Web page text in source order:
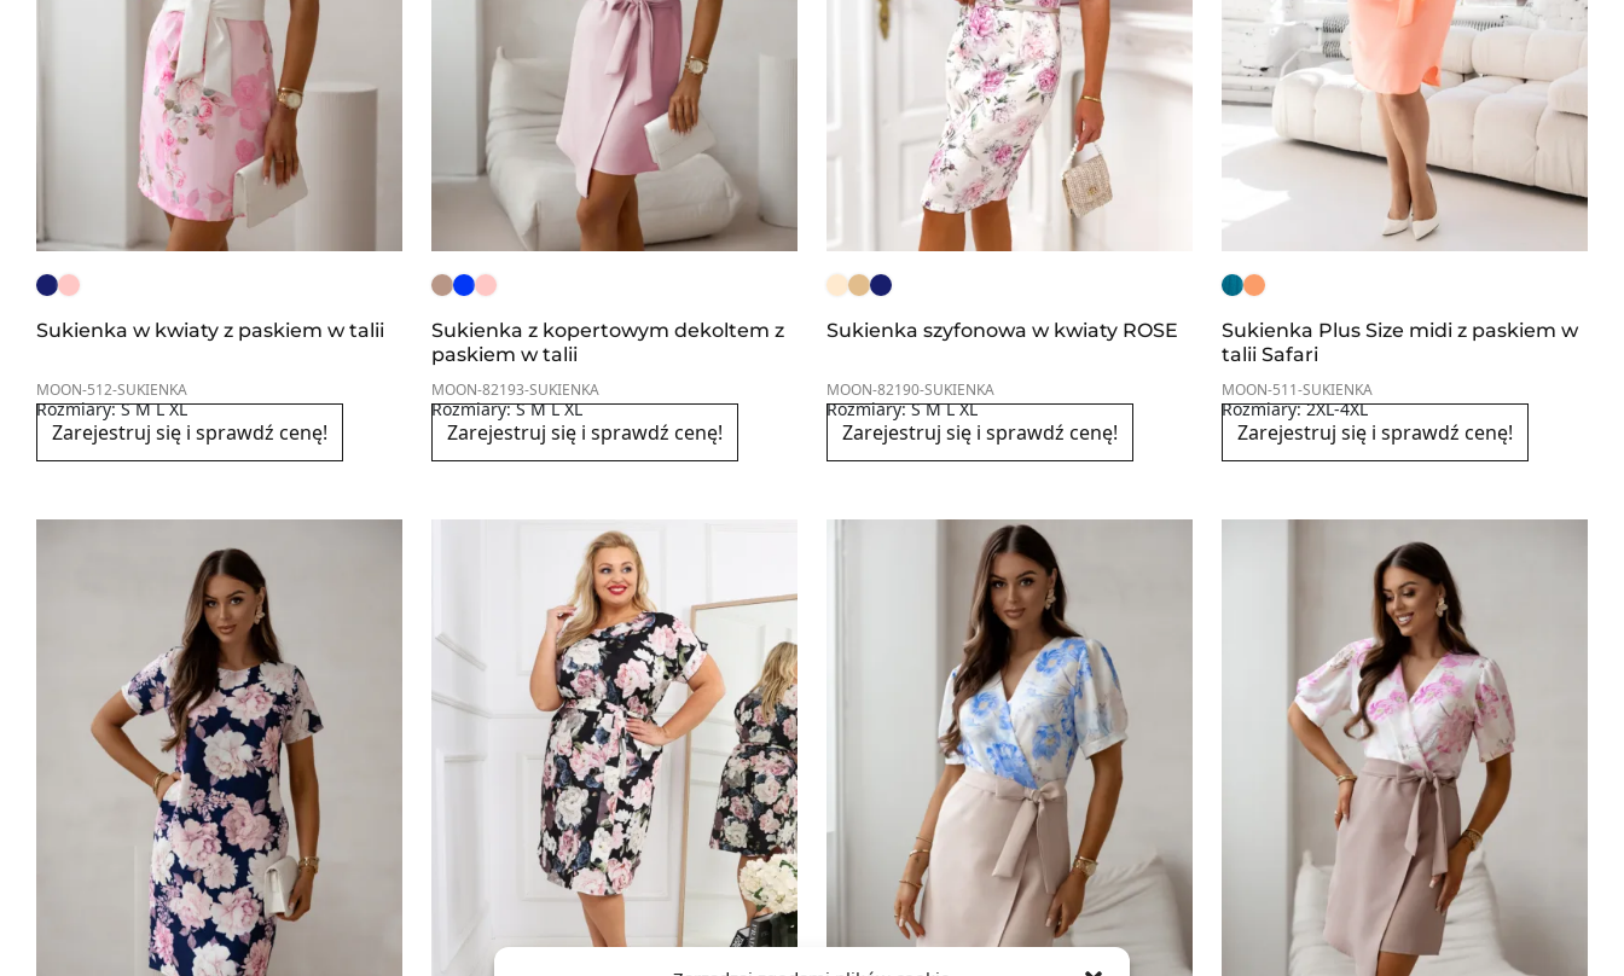
Sukienka w kwiaty z paskiem w talii
MOON-512-SUKIENKA
Rozmiary: S M L XL
Zarejestruj się i sprawdź cenę!
Sukienka z kopertowym dekoltem z
paskiem w talii
MOON-82193-SUKIENKA
Rozmiary: S M L XL
Zarejestruj się i sprawdź cenę!
Sukienka szyfonowa w kwiaty ROSE
MOON-82190-SUKIENKA
Rozmiary: S M L XL
Zarejestruj się i sprawdź cenę!
Sukienka Plus Size midi z paskiem w
talii Safari
MOON-511-SUKIENKA
Rozmiary: 2XL-4XL
Zarejestruj się i sprawdź cenę!